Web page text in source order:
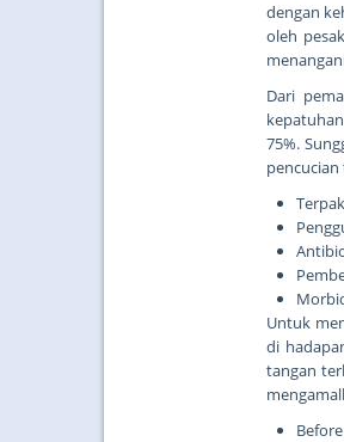
dengan
oleh
Dari
75%.
Untuk
di
tangan